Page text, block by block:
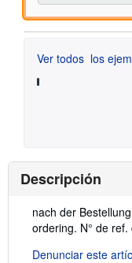
Ver todos los
Descripción
Descripción:
nach der
ordering. N° de
Denunciar este